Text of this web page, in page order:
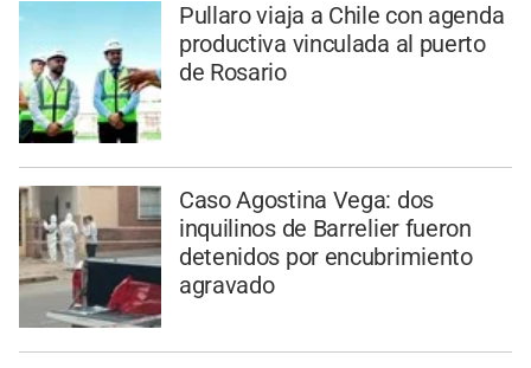
Pullaro viaja a Chile con agenda
productiva vinculada al puerto
de Rosario
Caso Agostina Vega: dos
inquilinos de Barrelier fueron
detenidos por encubrimiento
agravado